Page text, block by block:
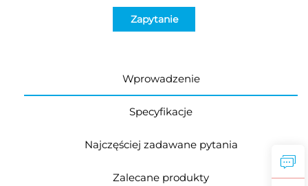
Zapytanie
Wprowadzenie
Specyfikacje
Najczęściej zadawane pytania
Zalecane produkty